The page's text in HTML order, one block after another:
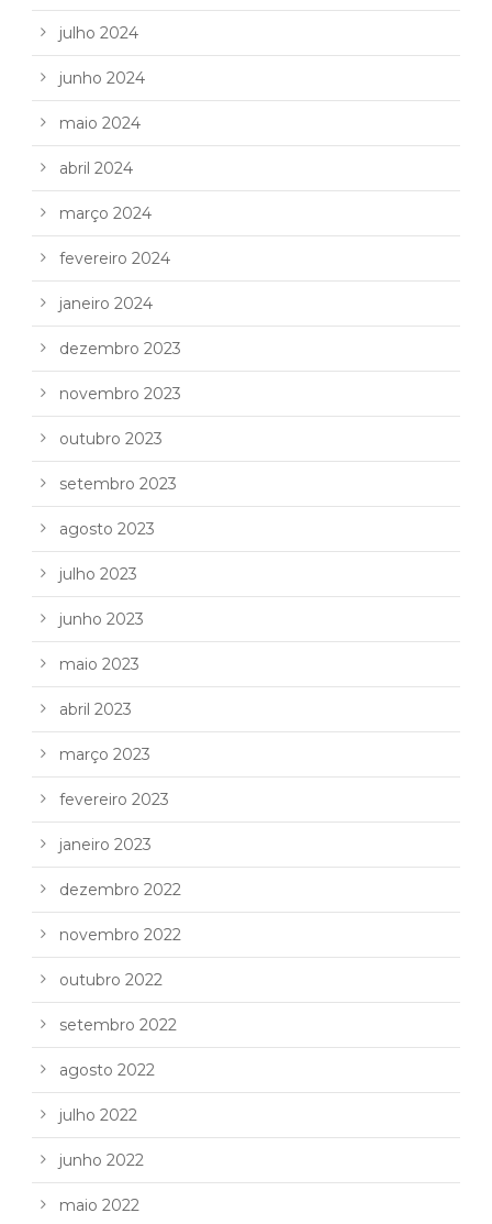
julho 2024
junho 2024
maio 2024
abril 2024
março 2024
fevereiro 2024
janeiro 2024
dezembro 2023
novembro 2023
outubro 2023
setembro 2023
agosto 2023
julho 2023
junho 2023
maio 2023
abril 2023
março 2023
fevereiro 2023
janeiro 2023
dezembro 2022
novembro 2022
outubro 2022
setembro 2022
agosto 2022
julho 2022
junho 2022
maio 2022